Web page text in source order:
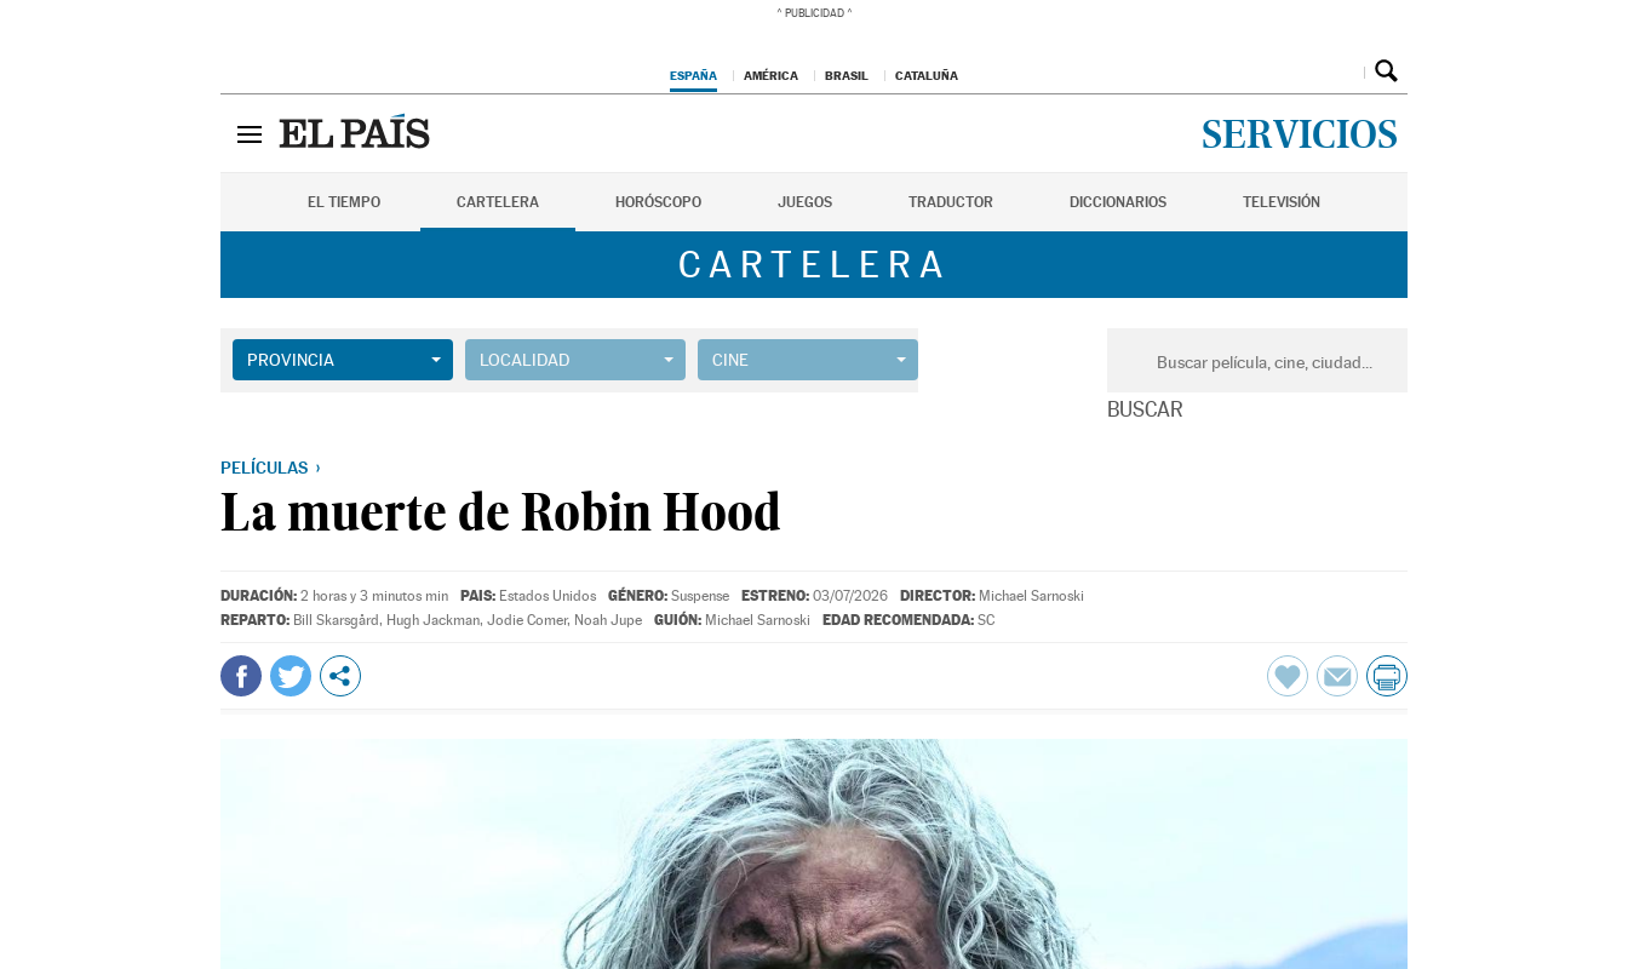
ESPAÑA AMÉRICA BRASIL CATALUÑA
SERVICIOS
EL TIEMPO CARTELERA HORÓSCOPO JUEGOS TRADUCTOR DICCIONARIOS TELEVISIÓN
CARTELERA
PROVINCIA LOCALIDAD CINE
PELÍCULAS
La muerte de Robin Hood
DURACIÓN: 2 horas y 3 minutos min PAIS: Estados Unidos GÉNERO: Suspense ESTRENO: 03/07/2026 DIRECTOR: Michael Sarnoski
REPARTO: Bill Skarsgård, Hugh Jackman, Jodie Comer, Noah Jupe GUIÓN: Michael Sarnoski EDAD RECOMENDADA: SC